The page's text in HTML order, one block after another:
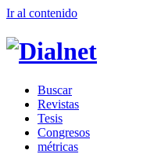
Ir al contenido
Buscar
Revistas
Tesis
Congresos
métricas